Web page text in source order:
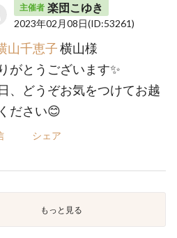
主催者 楽団こゆき
2023年02月08日(ID:53261)
山千恵子横山様
がとうございます✨
、どうぞお気をつけてお越
ださい😊
シェア
もっと見る